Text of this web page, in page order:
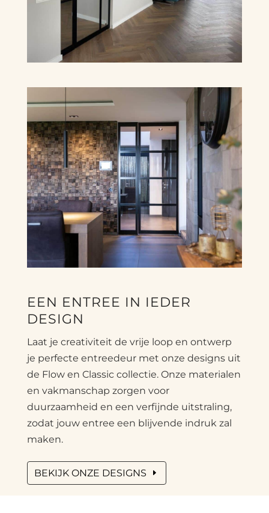
EEN ENTREE IN IEDER
DESIGN
Laat je creativiteit de vrije loop en ontwerp
je perfecte entreedeur met onze designs uit
de Flow en Classic collectie. Onze materialen
en vakmanschap zorgen voor
duurzaamheid en een verfijnde uitstraling,
zodat jouw entree een blijvende indruk zal
maken.
BEKIJK ONZE DESIGNS